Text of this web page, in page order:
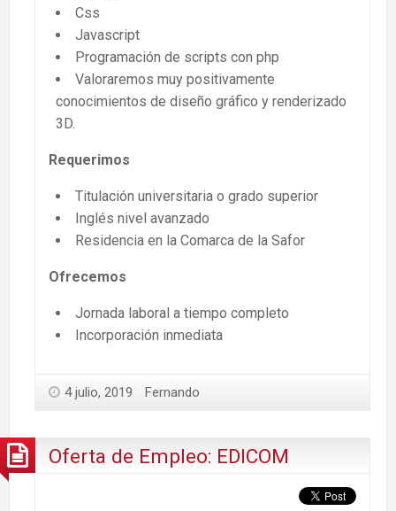
Css
Javascript
Programación de scripts con php
Valoraremos muy positivamente
conocimientos de diseño gráfico y renderizado
3D.
Requerimos
Titulación universitaria o grado superior
Inglés nivel avanzado
Residencia en la Comarca de la Safor
Ofrecemos
Jornada laboral a tiempo completo
Incorporación inmediata
4 julio, 2019 Fernando
Oferta de Empleo: EDICOM